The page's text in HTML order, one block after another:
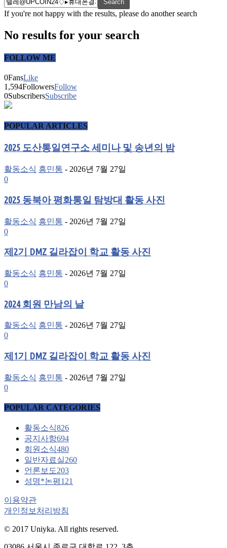
If you're not happy with the results, please do another search
No results for your search
FOLLOW ME
0FansLike
1,594FollowersFollow
0SubscribersSubscribe
POPULAR ARTICLES
2025 도산통일연구소 세미나 및 송년의 밤
활동소식 흥민통 - 2026년 7월 27일
0
2025 동북아 평화통일 탐방대 활동 사진
활동소식 흥민통 - 2026년 7월 27일
0
제2기 DMZ 길라잡이 학교 활동 사진
활동소식 흥민통 - 2026년 7월 27일
0
2024 회원 만남의 날
활동소식 흥민통 - 2026년 7월 27일
0
제1기 DMZ 길라잡이 학교 활동 사진
활동소식 흥민통 - 2026년 7월 27일
0
POPULAR CATEGORIES
활동소식826
공지사항694
회원소식480
일반자료실260
언론보도203
성명*논평121
이용약관
개인정보처리방침
© 2017 Uniyka. All rights reserved.